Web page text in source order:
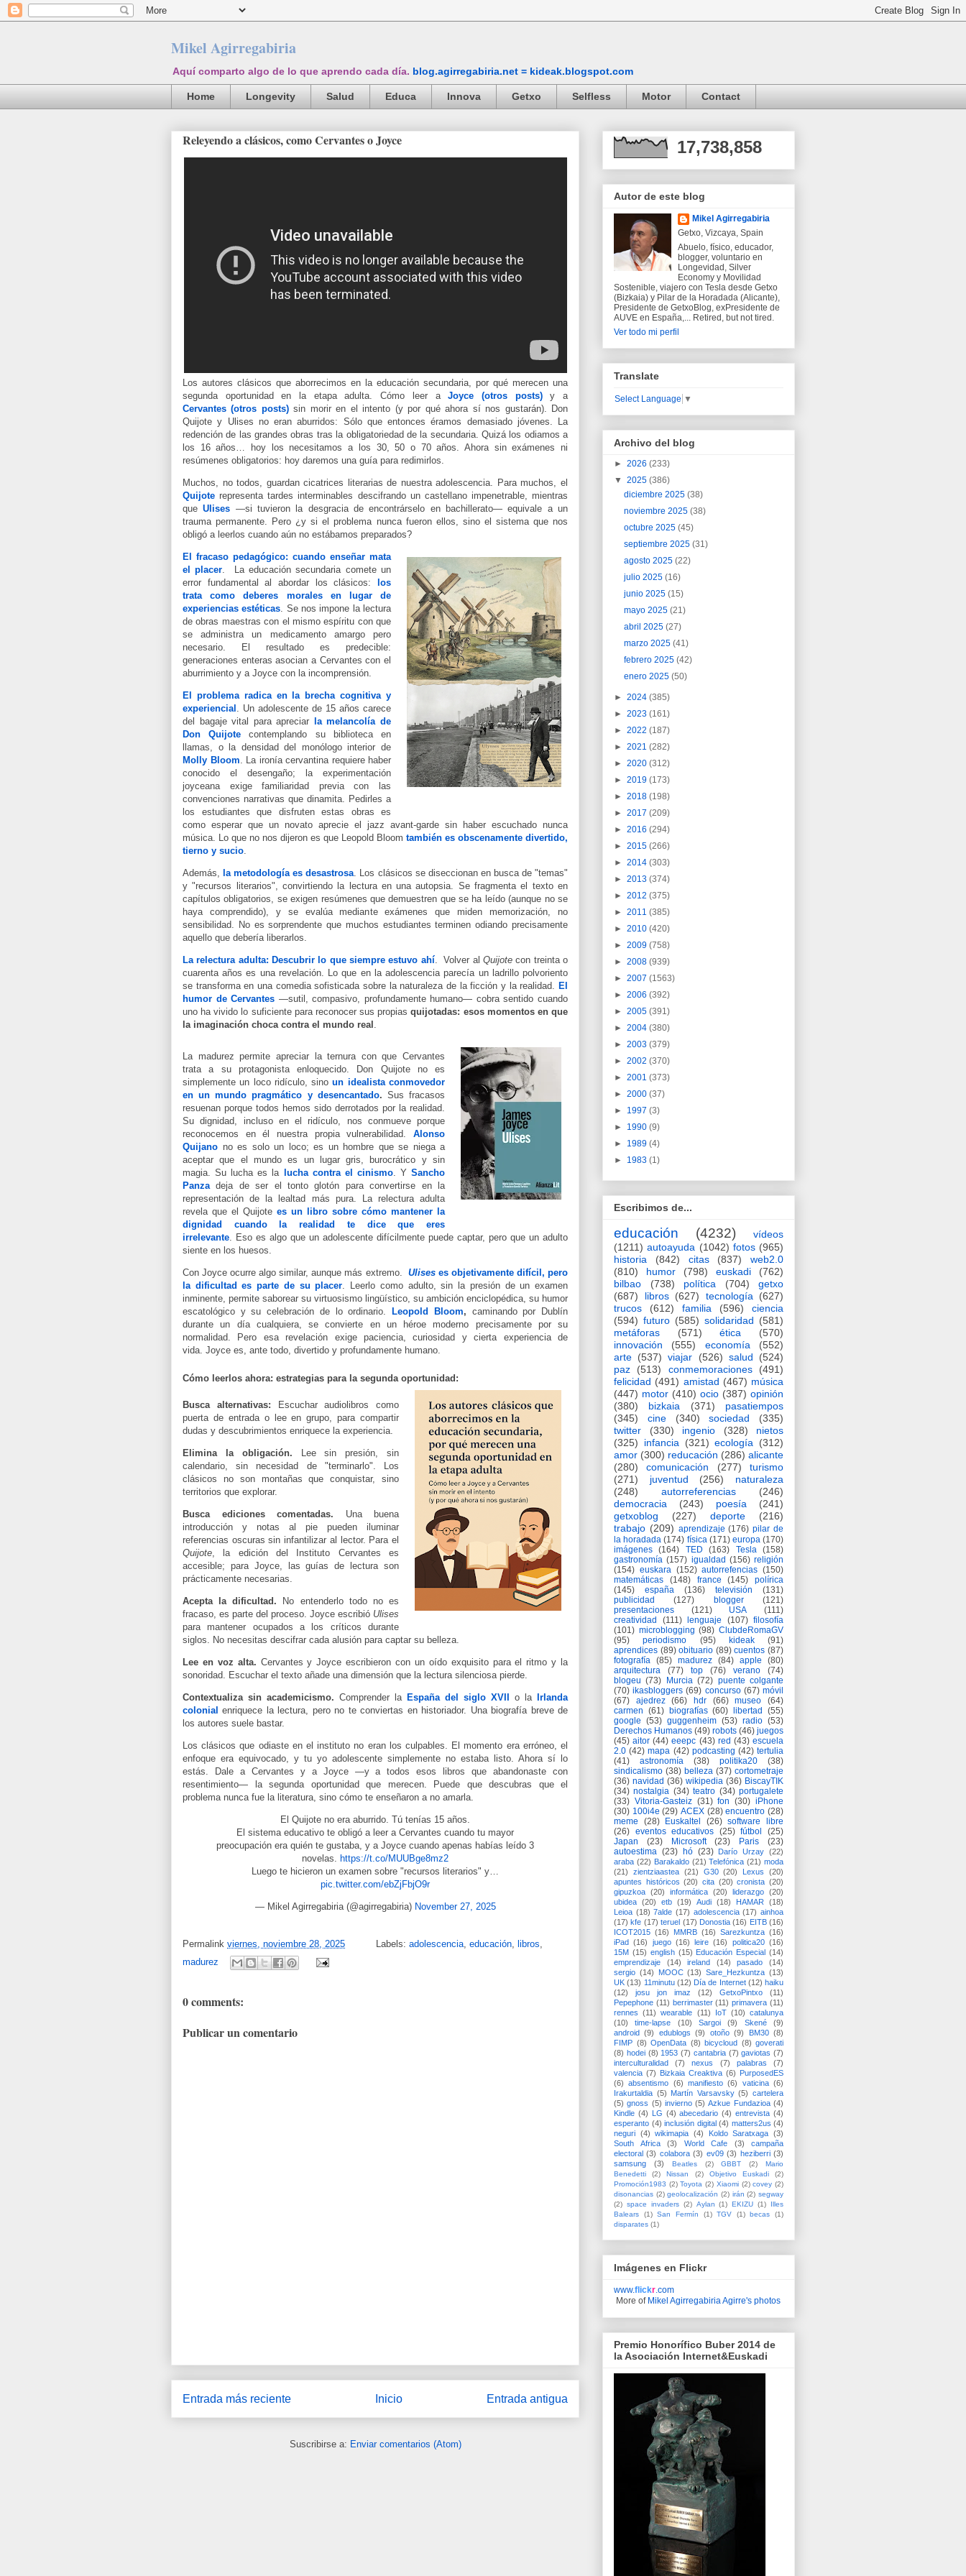
Mikel Agirregabiria
Aquí comparto algo de lo que aprendo cada día. blog.agirregabiria.net = kideak.blogspot.com
Home Longevity Salud Educa Innova Getxo Selfless Motor Contact
Releyendo a clásicos, como Cervantes o Joyce
Los autores clásicos que aborrecimos en la educación secundaria, por qué merecen una
segunda oportunidad en la etapa adulta. Cómo leer aJoyce (otros posts)
y a
Cervantes(otros posts) sin morir en el intento (y por qué ahora sí nos gustarán). Don
Quijote y Ulises no eran aburridos: Sólo que entonces éramos demasiado jóvenes. La
redención de las grandes obras tras la obligatoriedad de la secundaria. Quizá los odiamos a
los 16 años… hoy los necesitamos a los 30, 50 o 70 años. Ahora sin exámenes ni
resúmenes obligatorios: hoy daremos una guía para redimirlos.
Muchos, no todos, guardan cicatrices literarias de nuestra adolescencia. Para muchos, el
Quijote representa tardes interminables descifrando un castellano impenetrable, mientras
queUlises —si tuvieron la desgracia de encontrárselo en bachillerato— equivale a un
trauma permanente. Pero ¿y si el problema nunca fueron ellos, sino el sistema que nos
obligó a leerlos cuando aún no estábamos preparados?
El fracaso pedagógico: cuando enseñar mata
el placer
La educación secundaria comete un
error fundamental al abordar los clásicos:
los
trata como deberes morales en lugar de
experiencias estéticas . Se nos impone la lectura
de obras maestras con el mismo espíritu con que
se administra un medicamento amargo pero
necesario. El resultado es predecible:
generaciones enteras asocian a Cervantes con el
aburrimiento y a Joyce con la incomprensión.
El problema radica en la brecha cognitiva y
experiencial
. Un adolescente de 15 años carece
del bagaje vital para apreciar
la melancolía de
Don Quijote contemplando su biblioteca en
llamas, o la densidad del monólogo interior de
Molly Bloom . La ironía cervantina requiere haber
conocido el desengaño; la experimentación
joyceana exige familiaridad previa con las
convenciones narrativas que dinamita. Pedirles a
los estudiantes que disfruten estas obras es
como esperar que un novato aprecie el jazz avant-garde sin haber escuchado nunca
música. Lo que no nos dijeron es que Leopold Bloom también es obscenamente divertido,
tierno y sucio
Además, la metodología es desastrosa . Los clásicos se diseccionan en busca de "temas"
y "recursos literarios", convirtiendo la lectura en una autopsia. Se fragmenta el texto en
capítulos obligatorios, se exigen resúmenes que demuestren que se ha leído (aunque no se
haya comprendido), y se evalúa mediante exámenes que miden memorización, no
sensibilidad. No es sorprendente que muchos estudiantes terminen odiando precisamente
aquello que debería liberarlos.
La relectura adulta: Descubrir lo que siempre estuvo ahí. Volver alQuijote con treinta o
cuarenta años es una revelación. Lo que en la adolescencia parecía un ladrillo polvoriento
se transforma en una comedia sofisticada sobre la naturaleza de la ficción y la realidad.
El
humor de Cervantes —sutil, compasivo, profundamente humano— cobra sentido cuando
uno ha vivido lo suficiente para reconocer sus propiasquijotadas: esos momentos en que
la imaginación choca contra el mundo real
La madurez permite apreciar la ternura con que Cervantes
trata a su protagonista enloquecido. Don Quijote no es
simplemente un loco ridículo, sinoun idealista conmovedor
en un mundo pragmático y desencantado. Sus fracasos
resuenan porque todos hemos sido derrotados por la realidad.
Su dignidad, incluso en el ridículo, nos conmueve porque
reconocemos en él nuestra propia vulnerabilidad.
Alonso
Quijano no es solo un loco; es un hombre que se niega a
aceptar que el mundo es un lugar gris, burocrático y sin
magia.Su lucha es la lucha contra el cinismo. YSancho
Panza deja de ser el tonto glotón para convertirse en la
representación de la lealtad más pura.
a relectura adulta
revela que el Quijote es un libro sobre cómo mantener la
dignidad cuando la realidad te dice que eres
irrelevante
Eso es algo que un adolescente difícilmente puede captar, pero que un adulto
siente en los huesos.
Con Joyce ocurre algo similar, aunque más extremo. Uliseses objetivamente difícil, pero
la dificultad es parte de su placer . Leerlo como adulto, sin la presión de un examen
inminente, permite saborear su virtuosismo lingüístico, su ambición enciclopédica, su humor
escatológico y su celebración de lo ordinario.
Leopold Bloom, caminando por Dublín
durante un día cualquiera, se convierte en un héroe moderno precisamente por su
normalidad. Pero esa revelación exige paciencia, curiosidad y cierta experiencia de
vida. Joyce es, ante todo, divertido y profundamente humano.
Cómo leerlos ahora: estrategias para la segunda oportunidad:
Busca alternativas:
Escuchar audiolibros como
puerta de entrada o leeen grupo, paracompartir
dudas y descubrimientos enriquece la experiencia.
Elimina la obligación. Lee sin presión, sin
calendario, sin necesidad de "terminarlo". Los
clásicos no son montañas que conquistar, sino
territorios que explorar.
Busca ediciones comentadas. Una buena
introducción y notas al pie pueden iluminar
referencias oscuras sin infantilizar al lector. Para el
Quijote, la edición del Instituto Cervantes es
accesible; para Joyce, las guías de lectura son
prácticamente necesarias.
Acepta la dificultad. No entenderlo todo no es
fracaso, es parte del proceso. Joyce escribió Ulises
para mantener ocupados a los críticos durante
siglos. No necesitas descifrar cada alusión para captar su belleza.
Lee en voz alta. Cervantes y Joyce escribieron con un oído exquisito para el ritmo y la
sonoridad. Escuchar el texto añade una dimensión que la lectura silenciosa pierde.
Contextualiza sin academicismo. Comprender la España del siglo XVII o la
Irlanda
colonial enriquece lalectura, pero no te conviertas en historiador. Una biografía breve de
los autores suele bastar.
Los clásicos que odiaste en el instituto no eran los culpables. El momento era erróneo, el
enfoque era equivocado, y tu yo adolescente simplemente no estaba listo. Ahora sí lo
estás. Dale a Cervantes y a Joyce —y a todos esos libros que abandonaste con
resentimiento— la segunda oportunidad que merecen. Puede que descubras que el
problema nunca fue la literatura, sino cómo te enseñaron a no amarla.
El Quijote no era aburrido. Tú tenías 15 años.
El sistema educativo te obligó a leer a Cervantes cuando tu mayor
preocupación era quién te gustaba, y a Joyce cuando apenas habías leído 3
novelas. https://t.co/MUUBge8mz2
Luego te hicieron un examen sobre "recursos literarios" y…
pic.twitter.com/ebZjFbjO9r
— Mikel Agirregabiria (@agirregabiria) November 27, 2025
Permalink viernes, noviembre 28, 2025 Labels: adolescencia educación libros
madurez
0 comments:
Publicar un comentario
Entrada más reciente Entrada antigua
Inicio
Suscribirse a: Enviar comentarios (Atom)
17,738,858
Autor de este blog
Mikel Agirregabiria
Getxo, Vizcaya, Spain
Abuelo, físico, educador,
blogger, voluntario en
Longevidad, Silver
Economy y Movilidad
Sostenible, viajero con Tesla desde Getxo
(Bizkaia) y Pilar de la Horadada (Alicante),
Presidente de GetxoBlog, exPresidente de
AUVE en España,... Retired, but not tired.
Ver todo mi perfil
Translate
Select Language ▼
Archivo del blog
► 2026 (233)
▼ 2025 (386)
diciembre 2025(38)
noviembre 2025(38)
octubre 2025(45)
septiembre 2025(31)
agosto 2025(22)
julio 2025(16)
junio 2025(15)
mayo 2025(21)
abril 2025(27)
marzo 2025(41)
febrero 2025(42)
enero 2025(50)
► 2024 (385)
► 2023 (161)
► 2022 (187)
► 2021 (282)
► 2020 (312)
► 2019 (173)
► 2018 (198)
► 2017 (209)
► 2016 (294)
► 2015 (266)
► 2014 (303)
► 2013 (374)
► 2012 (375)
► 2011 (385)
► 2010 (420)
► 2009 (758)
► 2008 (939)
► 2007 (1563)
► 2006 (392)
► 2005 (391)
► 2004 (380)
► 2003 (379)
► 2002 (370)
► 2001 (373)
► 2000 (37)
► 1997 (3)
► 1990 (9)
► 1989 (4)
► 1983 (1)
Escribimos de...
educación (4232)
vídeos
(1211) autoayuda (1042) fotos (965)
historia
(842) citas (837)
web2.0
(810)
humor (798) euskadi
(762)
bilbao
(738) política (704)
getxo
(687)
libros (627) tecnología
(627)
trucos
(612) familia (596)
ciencia
(594) futuro (585) solidaridad (581)
metáforas
(571) ética
(570)
innovación
(555) economía
(552)
arte (537) viajar (526) salud
(524)
paz
(513) conmemoraciones
(491)
felicidad (491) amistad (467) música
(447) motor (410) ocio (387) opinión
(380)
bizkaia (371)
pasatiempos
(345)
cine (340) sociedad
(335)
twitter
(330) ingenio (328)
nietos
(325)
infancia (321) ecología
(312)
amor (300) reducación (286) alicante
(280)
comunicación (277)
turismo
(271)
juventud (256)
naturaleza
(248)
autorreferencias
(246)
democracia
(243) poesía
(241)
getxoblog
(227) deporte
(216)
trabajo (209) aprendizaje (176) pilar de
la horadada (174) física (171) europa (170)
imágenes
(164) TED (163) Tesla
(158)
gastronomía (157) igualdad (156) religión
(154) euskara (152) autorrefencias (150)
matemáticas
(148) france (145)
polírica
(145)
españa (136) televisión
(131)
publicidad
(127) blogger
(121)
presentaciones
(121) USA
(111)
creatividad
(111) lenguaje (107) filosofía
(101) microblogging (98) ClubdeRomaGV
(95)
periodismo (95) kideak
(91)
aprendices (89) obituario (89) cuentos (87)
fotografía (85) madurez (84) apple
(80)
arquitectura
(77) top (76) verano
(74)
blogeu (73) Murcia (72) puente colgante
(70) ikasbloggers (69) concurso (67) móvil
(67)
ajedrez (66) hdr (66) museo
(64)
carmen (61) biografías (60) libertad
(55)
google (53) guggenheim (53) radio (53)
Derechos Humanos (49) robots (46) juegos
(45) aitor (44) eeepc (43) red (43) escuela
2.0 (42) mapa (42) podcasting (42) tertulia
(41)
astronomía (38) politika20
(38)
sindicalismo (38) belleza (37) cortometraje
(36) navidad (36) wikipedia (36) BiscayTIK
(34) nostalgia (34) teatro (34) portugalete
(33) Vitoria-Gasteiz (31) fon (30) iPhone
(30) 100i4e (29) ACEX (28) encuentro (28)
meme
(28) Euskaltel (26) software libre
(26) eventos educativos (25) fútbol
(25)
Japan
(23) Microsoft (23) Paris
(23)
autoestima (23) hó (23) Darío Urzay (22)
araba (22) Barakaldo (21) Telefónica (21) moda
(21)
zientziaastea (21) G30 (20) Lexus
(20)
apuntes históricos (20) cita (20) cronista (20)
gipuzkoa (20) informática (20) liderazgo (20)
ubidea (20) etb (19) Audi (18) HAMAR
(18)
Leioa (18) 7alde (17) adolescencia (17) ainhoa
(17) kfe (17) teruel (17) Donostia (16) EITB (16)
ICOT2015 (16) MMRB (16) Sarezkuntza (16)
iPad (16) juego (16) leire (16) politica20 (16)
15M (15) english (15) Educación Especial (14)
emprendizaje
(14) ireland (14) pasado
(14)
sergio (14) MOOC (13) Sare_Hezkuntza (13)
UK (13) 11minutu (12) Día de Internet (12) haiku
(12)
josu jon imaz (12) GetxoPintxo
(11)
Pepephone (11) berrimaster (11) primavera (11)
rennes (11) wearable (11) IoT (10) catalunya
(10)
time-lapse (10) Sargoi (9) Skené
(9)
android (9) edublogs (9) otoño (9) BM30 (8)
FIMP (8) OpenData (8) bicycloud (8) goverati
(8) hodei (8) 1953 (7) cantabria (7) gaviotas (7)
interculturalidad
(7) nexus (7) palabras
(7)
valencia (7) Bizkaia Creaktiva (6) PurposedES
(6)
absentismo (6) manifiesto (6) vaticina (6)
Irakurtaldia (5) Martín Varsavsky (5) cartelera
(5) gnoss (5) invierno (5) Azkue Fundazioa (4)
Kindle (4) LG (4) abecedario (4) entrevista (4)
esperanto (4) inclusión digital (4) matters2us (4)
neguri (4) wikimapia (4) Koldo Saratxaga (3)
South Africa
(3) World Cafe (3)
campaña
electoral (3) colabora (3) ev09 (3) heziberri (3)
samsung
(3) Beatles (2) GBBT (2)
Mario
Benedetti
(2) Nissan (2) Objetivo Euskadi
(2)
Promoción1983 (2) Toyota (2) Xiaomi (2) covey (2)
disonancias (2) geolocalización (2) irán (2) segway
(2) space invaders (2) Aylan (1) EKIZU (1)
Illes
Balears
(1) San Fermín (1) TGV (1) becas
(1)
disparates (1)
Imágenes en Flickr
www.flickr .com
More of Mikel Agirregabiria Agirre's photos
Premio Honorífico Buber 2014 de
la Asociación Internet&Euskadi